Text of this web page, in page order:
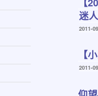
迷
发
2011-
【
发
2011-